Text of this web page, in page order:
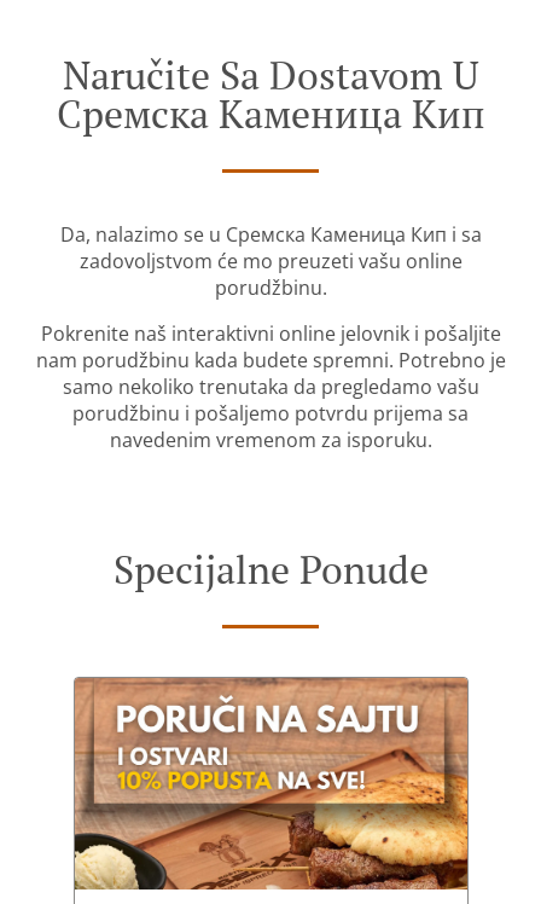
Naručite Sa Dostavom U
Сремска Каменица Кип
Da, nalazimo se u Сремска Каменица Кип i sa
zadovoljstvom će mo preuzeti vašu online
porudžbinu.
Pokrenite naš interaktivni online jelovnik i pošaljite
nam porudžbinu kada budete spremni. Potrebno je
samo nekoliko trenutaka da pregledamo vašu
porudžbinu i pošaljemo potvrdu prijema sa
navedenim vremenom za isporuku.
Specijalne Ponude